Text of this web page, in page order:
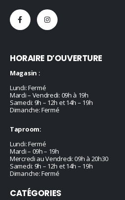
HORAIRE D’OUVERTURE
Magasin :
Lundi: Fermé
Mardi – Vendredi: 09h à 19h
Samedi: 9h – 12h et 14h – 19h
Dimanche: Fermé
Taproom:
Lundi: Fermé
Mardi – 09h – 19h
Mercredi au Vendredi: 09h à 20h30
Samedi: 9h – 12h et 14h – 19h
Dimanche: Fermé
CATÉGORIES